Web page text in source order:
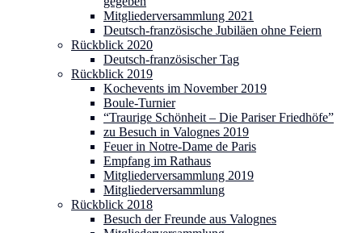
Mitgliederversammlung 2021
Deutsch-französische Jubiläen ohne Feiern
Rückblick 2020
Deutsch-französischer Tag
Rückblick 2019
Kochevents im November 2019
Boule-Turnier
“Traurige Schönheit – Die Pariser Friedhöfe”
zu Besuch in Valognes 2019
Feuer in Notre-Dame de Paris
Empfang im Rathaus
Mitgliederversammlung 2019
Mitgliederversammlung
Rückblick 2018
Besuch der Freunde aus Valognes